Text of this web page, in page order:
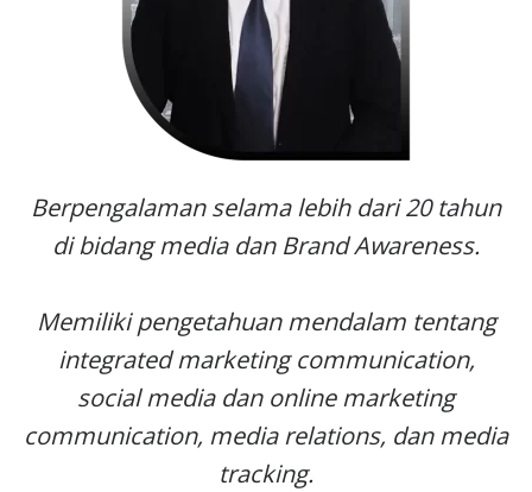
Berpengalaman selama lebih dari 20 tahun
di bidang media dan Brand Awareness.
Memiliki pengetahuan mendalam tentang
integrated marketing communication,
social media dan online marketing
communication, media relations, dan media
tracking.